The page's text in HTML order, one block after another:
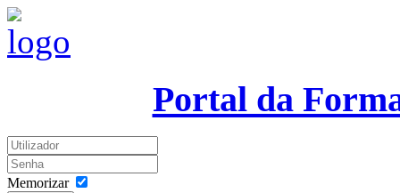
Portal da
Memorizar